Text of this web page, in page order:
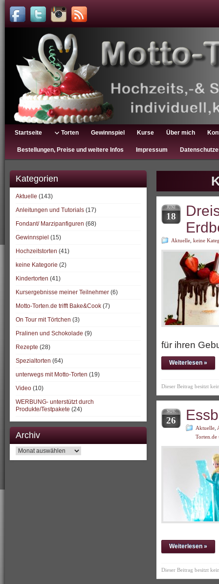
Startseite Torten Gewinnspiel Kurse Über mich
Bestellungen, Preise und weitere Infos Impressum
Kategorien
Aktuelle (143)
Anleitungen und Tutorials (17)
Fondant/ Marzipanfiguren (68)
Gewinnspiel (15)
Hochzeitstorten (41)
keine Kategorie (2)
Kindertorten (41)
Kursergebnisse meiner Teilnehmer (6)
Motto-Torten.de trifft Bake&Cook (7)
On Tour mit Törtchen (3)
Pralinen und Schokolade (9)
Rezepte (28)
Spezialtorten (64)
unterwegs mit Motto-Torten (19)
Video (10)
WERBUNG- unterstützt durch
Produkte/Testpakete (24)
Archiv
Archiv
JUNI
18
Aktuelle keine
für ihren
Weiterlesen »
Dieser Beitrag besitzt
NOV.
26
Aktuelle
Weiterlesen »
Dieser Beitrag besitzt